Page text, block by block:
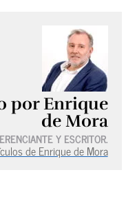
por Enrique
de Mora
Y ESCRITOR.
de Enrique de Mora